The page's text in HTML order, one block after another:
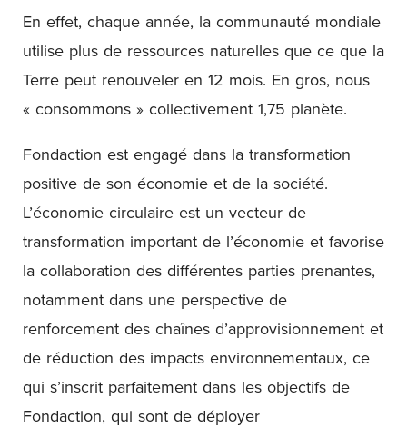
En effet, chaque année, la communauté mondiale
utilise plus de ressources naturelles que ce que la
Terre peut renouveler en 12 mois. En gros, nous
« consommons » collectivement 1,75 planète.
Fondaction est engagé dans la transformation
positive de son économie et de la société.
L’économie circulaire est un vecteur de
transformation important de l’économie et favorise
la collaboration des différentes parties prenantes,
notamment dans une perspective de
renforcement des chaînes d’approvisionnement et
de réduction des impacts environnementaux, ce
qui s’inscrit parfaitement dans les objectifs de
Fondaction, qui sont de déployer